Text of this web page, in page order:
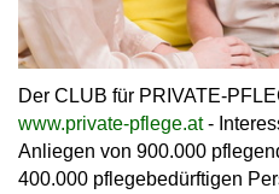
Der CLUB für PRIVATE-
www.private-pflege.at-
Anliegen von 900.000
400.000 pflegebedürftigen